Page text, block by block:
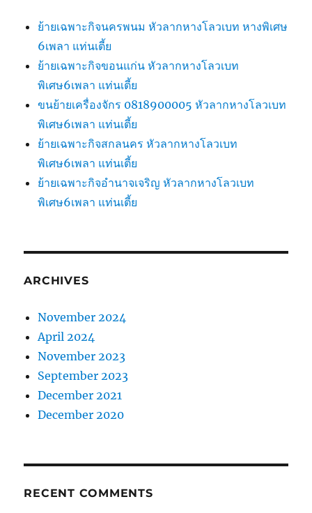
ย้ายเฉพาะกิจนครพนม หัวลากหางโลวเบท หางพิเศษ
6เพลา แท่นเตี้ย
ย้ายเฉพาะกิจขอนแก่น หัวลากหางโลวเบท
พิเศษ6เพลา แท่นเตี้ย
ขนย้ายเครื่องจักร 0818900005 หัวลากหางโลวเบท
พิเศษ6เพลา แท่นเตี้ย
ย้ายเฉพาะกิจสกลนคร หัวลากหางโลวเบท
พิเศษ6เพลา แท่นเตี้ย
ย้ายเฉพาะกิจอำนาจเจริญ หัวลากหางโลวเบท
พิเศษ6เพลา แท่นเตี้ย
ARCHIVES
November 2024
April 2024
November 2023
September 2023
December 2021
December 2020
RECENT COMMENTS